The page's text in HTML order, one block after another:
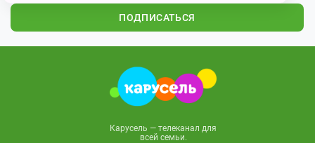
ПОДПИСАТЬСЯ
Карусель — телеканал для
всей семьи.